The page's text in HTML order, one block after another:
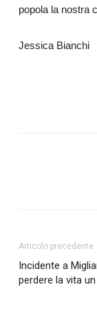
popola la nostra
Jessica Bianchi
Articolo precedente
Incidente a
perdere la vita